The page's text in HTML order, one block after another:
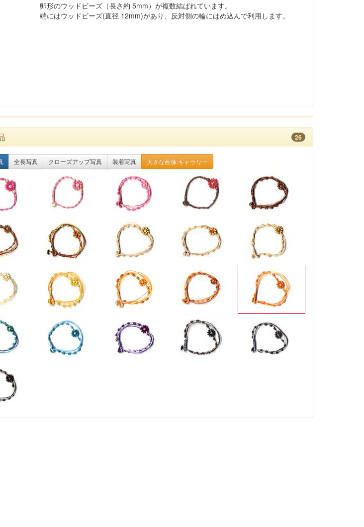
卵形のウッドビーズ（長さ約 5mm）が複数結ばれています。
端にはウッドビーズ(直径 12mm)があり、反対側の輪にはめ込んで利用します。
26
全長写真 クローズアップ写真 装着写真 大きな画像:ギャラリー